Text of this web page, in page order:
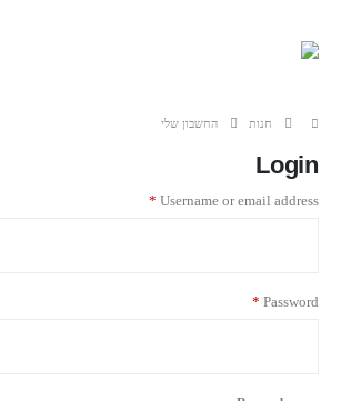
חנות החשבון שלי
Login
Username or email address
*
Password
*